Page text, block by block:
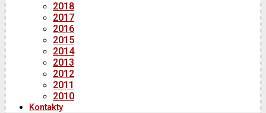
2018
2017
2016
2015
2014
2013
2012
2011
2010
Kontakty